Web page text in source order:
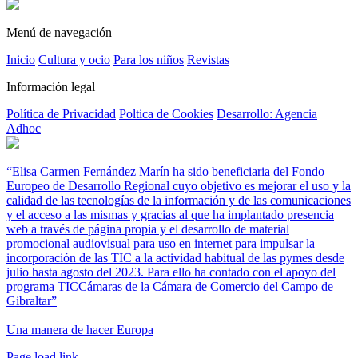
Menú de navegación
Inicio Cultura y ocio Para los niños Revistas
Información legal
Política de Privacidad Poltica de Cookies Desarrollo: Agencia
Adhoc
“Elisa Carmen Fernández Marín ha sido beneficiaria del Fondo
Europeo de Desarrollo Regional cuyo objetivo es mejorar el uso y la
calidad de las tecnologías de la información y de las comunicaciones
y el acceso a las mismas y gracias al que ha implantado presencia
web a través de página propia y el desarrollo de material
promocional audiovisual para uso en internet para impulsar la
incorporación de las TIC a la actividad habitual de las pymes desde
julio hasta agosto del 2023. Para ello ha contado con el apoyo del
programa TICCámaras de la Cámara de Comercio del Campo de
Gibraltar”
Una manera de hacer Europa